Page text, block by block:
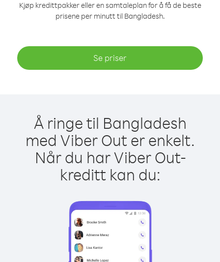
Kjøp kredittpakker eller en samtaleplan for å få de beste
prisene per minutt til Bangladesh.
Se priser
Å ringe til Bangladesh
med Viber Out er enkelt.
Når du har Viber Out-
kreditt kan du: